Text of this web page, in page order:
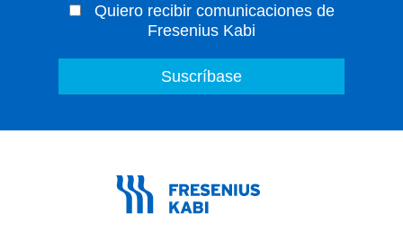
Quiero recibir comunicaciones de
Fresenius Kabi